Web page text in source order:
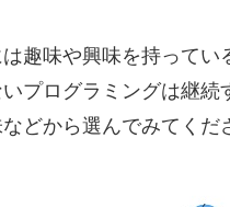
趣味や興味を持って
いプログラミングは継
どから選んでみてくだ